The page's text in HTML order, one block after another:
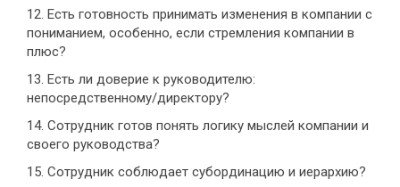
12. Есть готовность принимать изменения в компании с
пониманием, особенно, если стремления компании в
плюс?
13. Есть ли доверие к руководителю:
непосредственному/директору?
14. Сотрудник готов понять логику мыслей компании и
своего руководства?
15. Сотрудник соблюдает субординацию и иерархию?